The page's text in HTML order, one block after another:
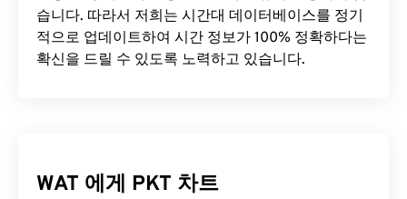
습니다. 따라서 저희는 시간대 데이터베이스를 정기
적으로 업데이트하여 시간 정보가 100% 정확하다는
확신을 드릴 수 있도록 노력하고 있습니다.
WAT 에게 PKT 차트